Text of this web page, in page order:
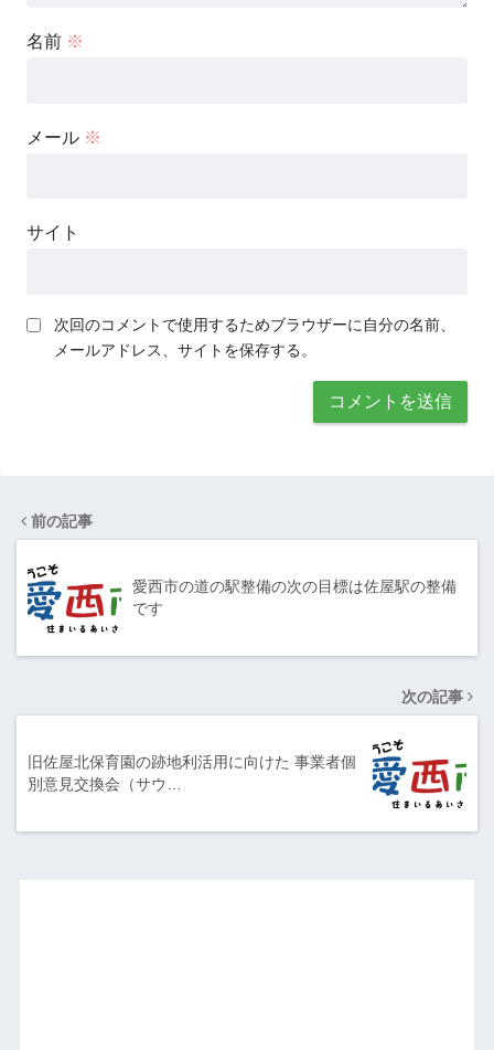
名前 ※
メール ※
サイト
次回のコメントで使用するためブラウザーに自分の名前、
メールアドレス、サイトを保存する。
前の記事
愛西市の道の駅整備の次の目標は佐屋駅の整備
です
次の記事
旧佐屋北保育園の跡地利活用に向けた 事業者個
別意見交換会（サウ…